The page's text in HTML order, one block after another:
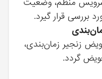
منظم، وضعیت
بررسی قرار گیرد.
زنجیر زمان‌بندی،
گردد.